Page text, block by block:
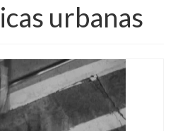
urbanas